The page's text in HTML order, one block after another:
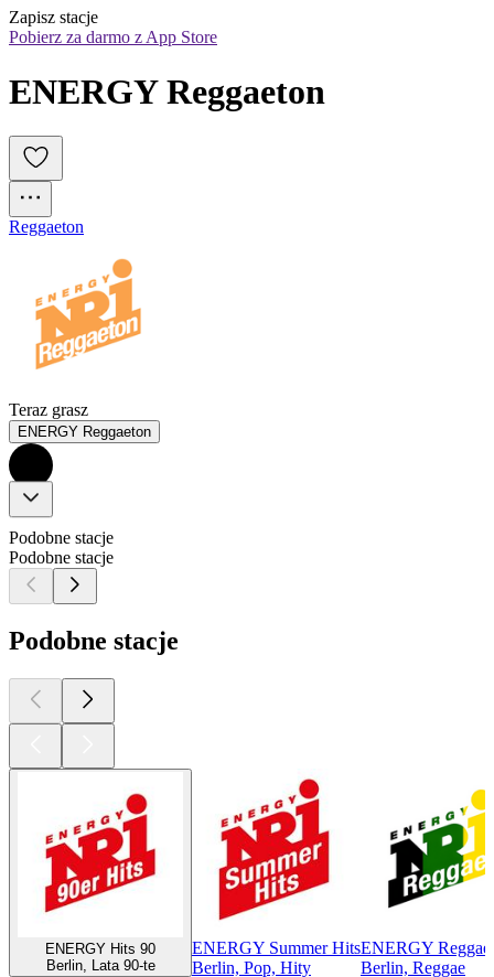
Zapisz stacje
Pobierz za darmo z App Store
ENERGY Reggaeton
Reggaeton
Teraz grasz
ENERGY Reggaeton
Podobne stacje
Podobne stacje
Podobne stacje
ENERGY Hits 90
Berlin, Lata 90-te
ENERGY Summer Hits
Berlin, Pop, Hity
ENERGY Reggae
Berlin, Reggae